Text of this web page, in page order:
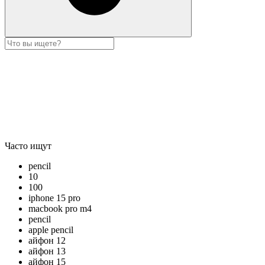
Часто ищут
pencil
10
100
iphone 15 pro
macbook pro m4
pencil
apple pencil
айфон 12
айфон 13
айфон 15